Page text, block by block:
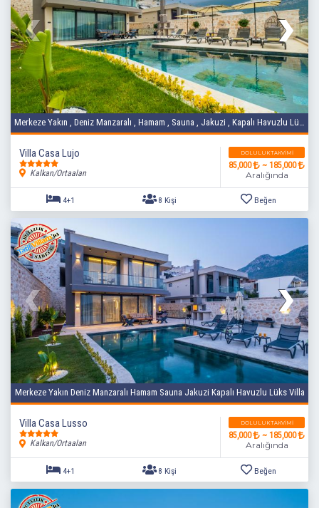
Villa Casa Lujo
Kalkan/Ortaalan
DOLULUK TAKVIMI
85,000 ~ 185,000
Aralığında
Beğen
Merkeze Yakın Deniz Manzaralı Hamam Sauna Jakuzi Kapalı Havuzlu Lüks Villa
Villa Casa Lusso
Kalkan/Ortaalan
DOLULUK TAKVIMI
85,000 ~ 185,000
Aralığında